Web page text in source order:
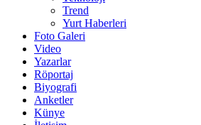
Trend
Yurt Haberleri
Foto Galeri
Video
Yazarlar
Röportaj
Biyografi
Anketler
Künye